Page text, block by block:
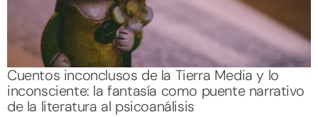
Cuentos inconclusos de la Tierra Media y lo
inconsciente: la fantasía como puente narrativo
de la literatura al psicoanálisis